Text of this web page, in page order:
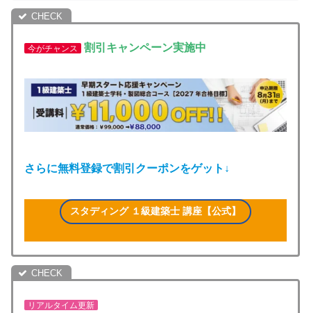
今がチャンス 割引キャンペーン実施中
さらに無料登録で割引クーポンをゲット↓
スタディング １級建築士 講座【公式】
リアルタイム更新